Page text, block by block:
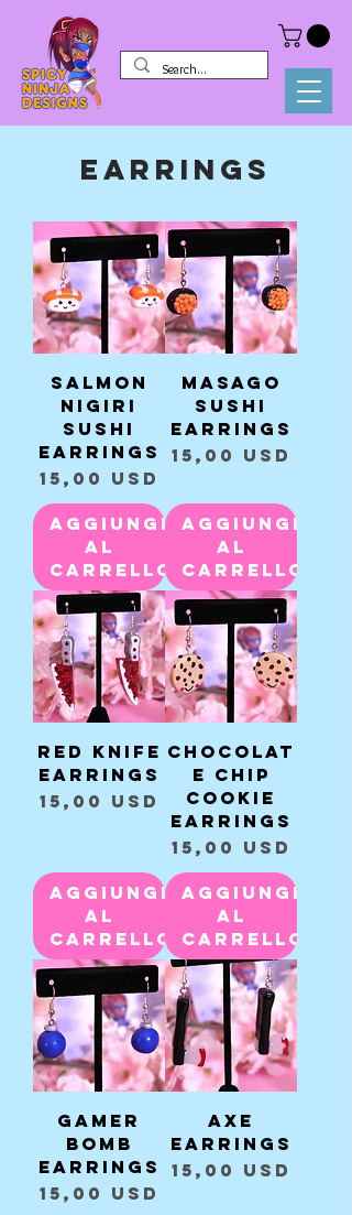
EARRINGS
Salmon
Nigiri
Sushi
Earrings
Prezzo
15,00 USD
Aggiungi
al
carrello
Masago
Sushi
Earrings
Prezzo
15,00 USD
Aggiungi
al
carrello
Red Knife
Earrings
Prezzo
15,00 USD
Aggiungi
al
carrello
Chocolat
e Chip
Cookie
Earrings
Prezzo
15,00 USD
Aggiungi
al
carrello
Gamer
Bomb
Earrings
Prezzo
15,00 USD
Axe
Earrings
Prezzo
15,00 USD